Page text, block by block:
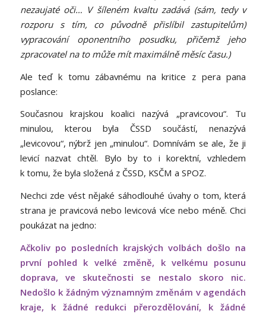
nezaujaté oči… V šíleném kvaltu zadává (sám, tedy v
rozporu s tím, co původně přislíbil zastupitelům)
vypracování oponentního posudku, přičemž jeho
zpracovatel na to může mít maximálně měsíc času.)
Ale teď k tomu zábavnému na kritice z pera pana
poslance:
Současnou krajskou koalici nazývá „pravicovou“. Tu
minulou, kterou byla ČSSD součástí, nenazývá
„levicovou“, nýbrž jen „minulou“. Domnívám se ale, že ji
levicí nazvat chtěl. Bylo by to i korektní, vzhledem
k tomu, že byla složená z ČSSD, KSČM a SPOZ.
Nechci zde vést nějaké sáhodlouhé úvahy o tom, která
strana je pravicová nebo levicová více nebo méně. Chci
poukázat na jedno:
Ačkoliv po posledních krajských volbách došlo na
první pohled k velké změně, k velkému posunu
doprava, ve skutečnosti se nestalo skoro nic.
Nedošlo k žádným významným změnám v agendách
kraje, k žádné redukci přerozdělování, k žádné